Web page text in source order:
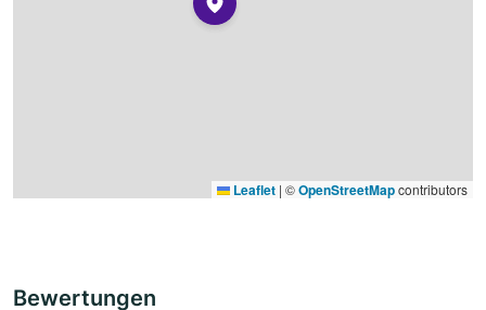
Leaflet | ©OpenStreetMapcontributors
Bewertungen